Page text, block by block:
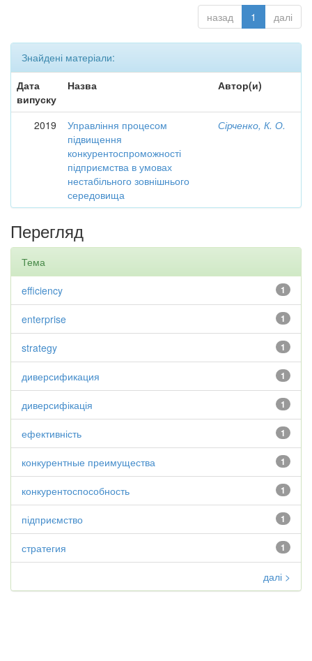
назад 1 далі
Знайдені матеріали:
Дата
випуску
Назва Автор(и)
2019
Управління процесом
підвищення
конкурентоспроможності
підприємства в умовах
нестабільного зовнішнього
середовища
Сірченко, К. О.
Перегляд
Тема
1
efficiency
1
enterprise
1
strategy
1
диверсификация
1
диверсифікація
1
ефективність
1
конкурентные преимущества
1
конкурентоспособность
1
підприємство
1
стратегия
далі >